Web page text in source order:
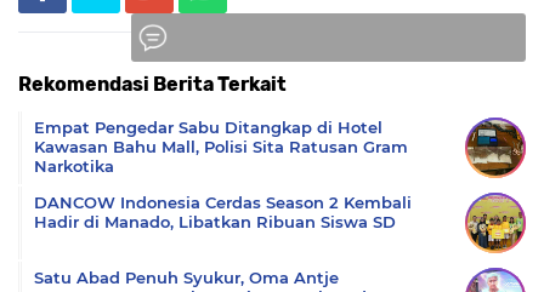
Rekomendasi Berita Terkait
Empat Pengedar Sabu Ditangkap di Hotel
Kawasan Bahu Mall, Polisi Sita Ratusan Gram
Narkotika
DANCOW Indonesia Cerdas Season 2 Kembali
Hadir di Manado, Libatkan Ribuan Siswa SD
Satu Abad Penuh Syukur, Oma Antje